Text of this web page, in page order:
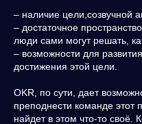
– наличие цели,созвучной
– достаточное
люди сами могут решать,
– возможности для
достижения этой цели.
OKR, по сути, дает
преподнести команде этот
найдет в этом что-то своё.